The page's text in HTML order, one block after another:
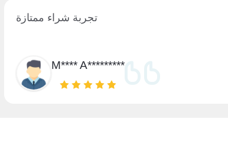
تجربة شراء ممتازة
M**** A*********